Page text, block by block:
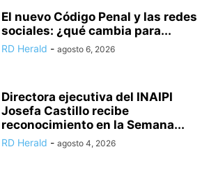
El nuevo Código Penal y las redes
sociales: ¿qué cambia para...
RD Herald - agosto 6, 2026
Directora ejecutiva del INAIPI
Josefa Castillo recibe
reconocimiento en la Semana...
RD Herald - agosto 4, 2026